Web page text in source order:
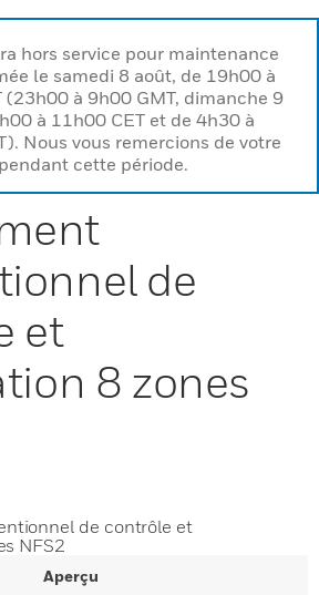
hors service pour maintenance
le samedi 8 août, de 19h00 à
(23h00 à 9h00 GMT, dimanche 9
à 11h00 CET et de 4h30 à
Nous vous remercions de votre
cette période.
de
et
8 zones
de contrôle et
NFS2
Aperçu